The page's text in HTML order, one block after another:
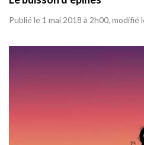
Publié le 1 mai 2018 à 2h00,